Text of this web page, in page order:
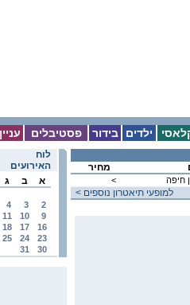
עניין פסטיבלים בידור ילדים
לוח
האירועים
א
ב ג
2
3
4
9
10
11
16
17
18
23
24
25
30
31
מחיר
< חיפה
< למופעי תיאטרון נוספים